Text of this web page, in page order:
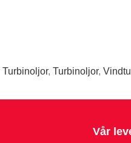
Turbinoljor, Turbinoljor,
Vår